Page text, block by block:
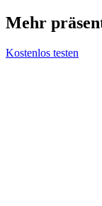
Mehr
Kostenlos testen